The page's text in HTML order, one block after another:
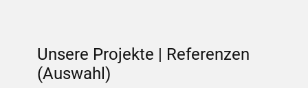
Unsere Projekte | Referenzen
(Auswahl)